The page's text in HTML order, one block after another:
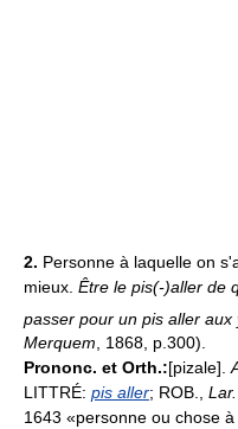
2. Personne à laquelle on
mieux. Être le pis(-)aller de
passer pour un pis aller aux
Merquem, 1868, p.300).
Prononc. et Orth.:[pizale].
LITTRÉ: pis aller; ROB.,
1643 «personne ou chose